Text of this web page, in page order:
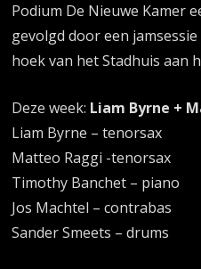
Podium De Nieuwe Kamer
gevolgd door een
hoek van het Stadhuis aan
Deze week: Liam Byrne +
Liam Byrne – tenorsax
Matteo Raggi -tenorsax
Timothy Banchet – piano
Jos Machtel – contrabas
Sander Smeets – drums